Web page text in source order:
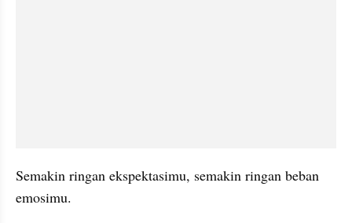
Semakin ringan ekspektasimu, semakin ringan beban
emosimu.